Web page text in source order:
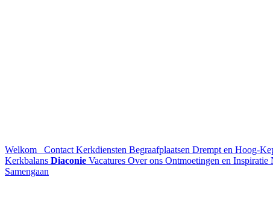
Welkom Contact Kerkdiensten Begraafplaatsen Drempt en Hoog-
Kerkbalans Diaconie Vacatures Over ons Ontmoetingen en Inspiratie
Samengaan